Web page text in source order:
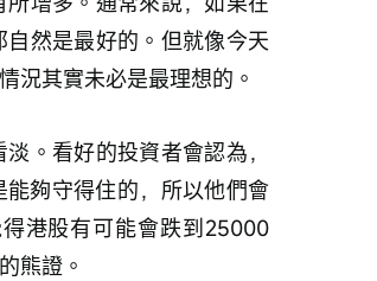
然是最好的。但就像今天
況其實未必是最理想的。
。看好的投資者會認為，
夠守得住的，所以他們會
港股有可能會跌到25000
熊證。